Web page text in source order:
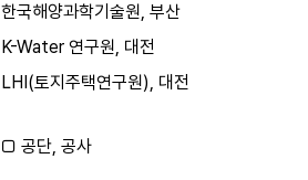
한국해양과학기술원, 부산
K-Water 연구원, 대전
LHI(토지주택연구원), 대전
□ 공단, 공사